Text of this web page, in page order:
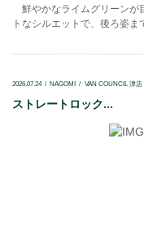
鮮やかなライムグリーンが
トなシルエットで、後ろ姿ま
2026.07.24 NAGOMI VAN COUNCIL 津店
ストレートロック...